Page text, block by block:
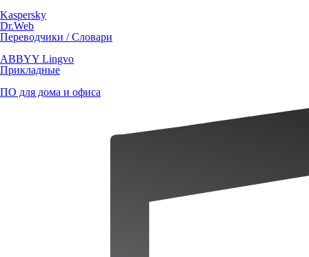
Kaspersky
Dr.Web
Переводчики / Словари
ABBYY Lingvo
Прикладные
ПО для дома и офиса